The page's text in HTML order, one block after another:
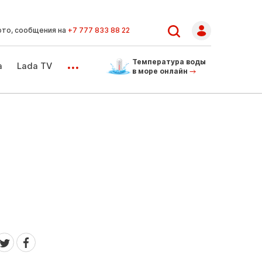
сообщения на +7 777 833 88 22
Lada TV ...
Температура воды
в море онлайн